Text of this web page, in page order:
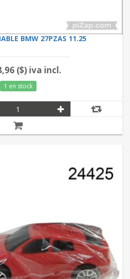
BMW 27PZAS 11.25
($) iva incl.
1 en stock